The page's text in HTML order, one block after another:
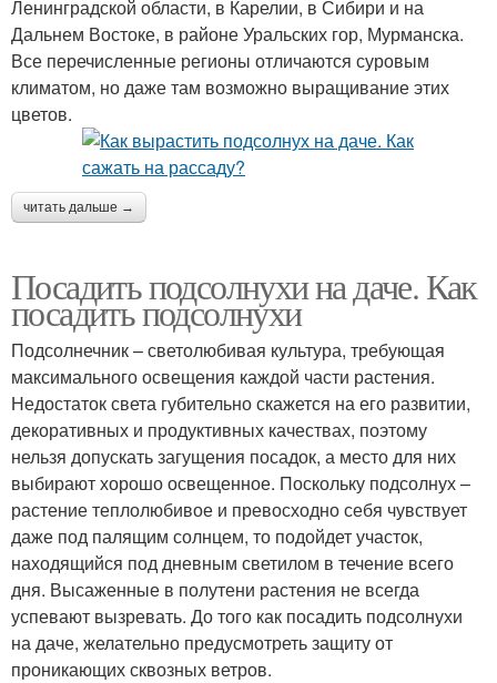
Ленинградской области, в Карелии, в Сибири и на
Дальнем Востоке, в районе Уральских гор, Мурманска.
Все перечисленные регионы отличаются суровым
климатом, но даже там возможно выращивание этих
цветов.
читать дальше →
Посадить подсолнухи на даче. Как
посадить подсолнухи
Подсолнечник – светолюбивая культура, требующая
максимального освещения каждой части растения.
Недостаток света губительно скажется на его развитии,
декоративных и продуктивных качествах, поэтому
нельзя допускать загущения посадок, а место для них
выбирают хорошо освещенное. Поскольку подсолнух –
растение теплолюбивое и превосходно себя чувствует
даже под палящим солнцем, то подойдет участок,
находящийся под дневным светилом в течение всего
дня. Высаженные в полутени растения не всегда
успевают вызревать. До того как посадить подсолнухи
на даче, желательно предусмотреть защиту от
проникающих сквозных ветров.